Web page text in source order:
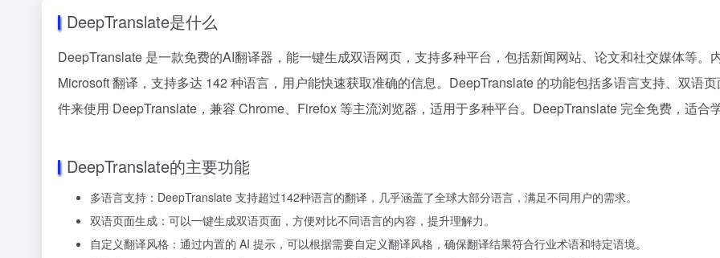
DeepTranslate是什么
DeepTranslate 是一款免费的AI翻译器，能一键生成双语网页，支持多种平台，包括新闻网站、论文和社交媒体等。
Microsoft 翻译，支持多达 142 种语言，用户能快速获取准确的信息。DeepTranslate 的功能包括多语言支持、双语
件来使用 DeepTranslate，兼容 Chrome、Firefox 等主流浏览器，适用于多种平台。DeepTranslate 完全免费，适合
DeepTranslate的主要功能
多语言支持：DeepTranslate 支持超过142种语言的翻译，几乎涵盖了全球大部分语言，满足不同用户的需求。
双语页面生成：可以一键生成双语页面，方便对比不同语言的内容，提升理解力。
自定义翻译风格：通过内置的 AI 提示，可以根据需要自定义翻译风格，确保翻译结果符合行业术语和特定语境。